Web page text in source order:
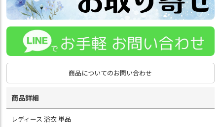
商品についてのお問い合わせ
商品詳細
レディース 浴衣 単品